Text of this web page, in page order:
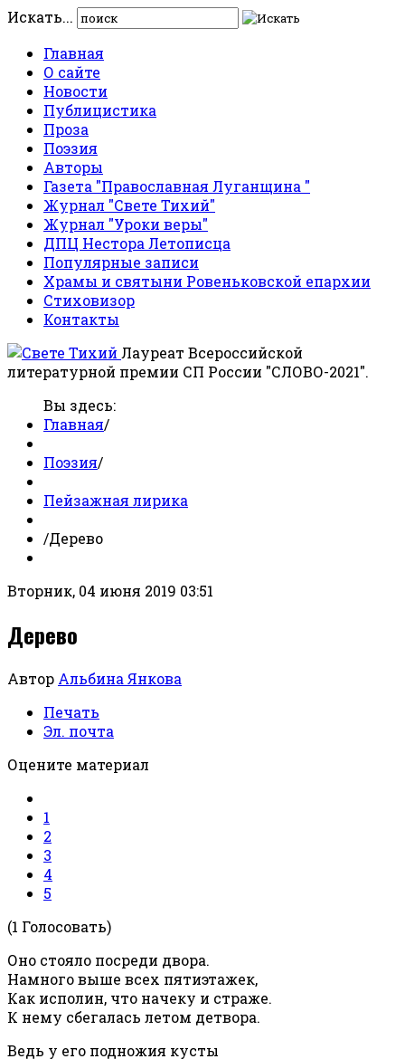
Искать...
Главная
О сайте
Новости
Публицистика
Проза
Поэзия
Авторы
Газета "Православная Луганщина "
Журнал "Свете Тихий"
Журнал "Уроки веры"
ДПЦ Нестора Летописца
Популярные записи
Храмы и святыни Ровеньковской епархии
Стиховизор
Контакты
Лауреат Всероссийской
литературной премии СП России "СЛОВО-2021".
Вы здесь:
Главная/
Поэзия/
Пейзажная лирика
/Дерево
Вторник, 04 июня 2019 03:51
Дерево
Автор Альбина Янкова
Печать
Эл. почта
Оцените материал
1
2
3
4
5
(1 Голосовать)
Оно стояло посреди двора.
Намного выше всех пятиэтажек,
Как исполин, что начеку и страже.
К нему сбегалась летом детвора.
Ведь у его подножия кусты